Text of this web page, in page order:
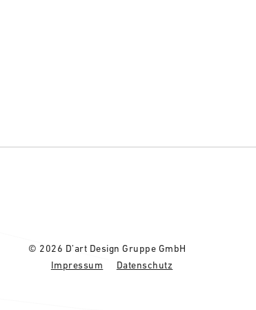
© 2026 D’art Design Gruppe GmbH
Impressum
Datenschutz